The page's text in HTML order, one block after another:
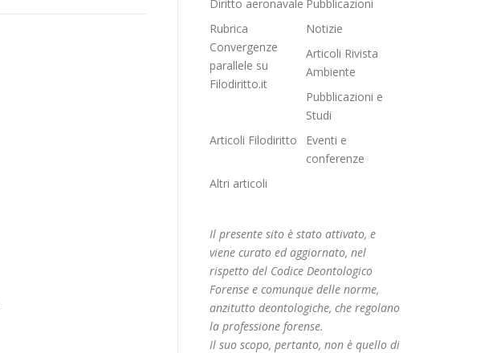
Diritto aeronavale Pubblicazioni
Rubrica
Convergenze
parallele su
Filodiritto.it
Notizie
Articoli Rivista
Ambiente
Pubblicazioni e
Studi
Articoli Filodiritto
Eventi e
conferenze
Altri articoli
Il presente sito è stato attivato, e
viene curato ed aggiornato, nel
rispetto del Codice Deontologico
Forense e comunque delle norme,
anzitutto deontologiche, che regolano
la professione forense.
Il suo scopo, pertanto, non è quello di